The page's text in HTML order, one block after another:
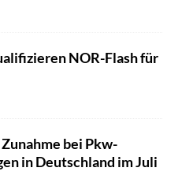
NOR-Flash für
bei Pkw-
in Deutschland im Juli